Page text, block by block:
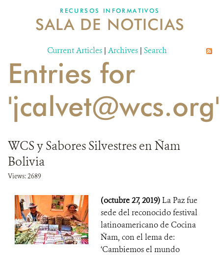
NOSOTROS
DONA
RECURSOS INFORMATIVOS
SALA DE NOTICIAS
Current Articles | Archives | Search
Entries for
'jcalvet@wcs.org'
WCS y Sabores Silvestres en Ñam
Bolivia
Views: 2689
(octubre 27, 2019)La Paz fue
sede del reconocido festival
latinoamericano de Cocina
Ñam, con el lema de:
‘Cambiemos el mundo